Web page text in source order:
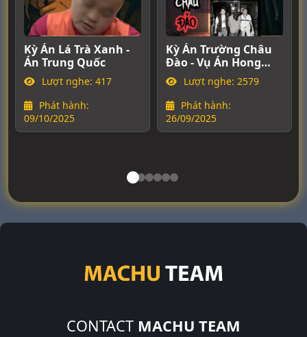
Kỳ Án Lá Trà Xanh -
Án Trung Quốc
Lượt nghe: 417
Phát hành:
09/10/2025
Kỳ Án Trường Châu
Đào - Vụ Án Hong
KongLượt nghe: 2579
Phát hành:
26/09/2025
CONTACT MACHU TEAM